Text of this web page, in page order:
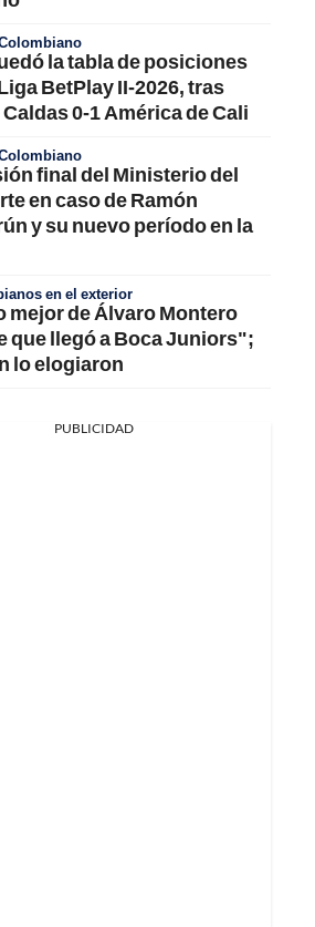
la tabla de posiciones
BetPlay II-2026, tras
0-1 América de Cali
final del Ministerio del
en caso de Ramón
y su nuevo período en la
en el exterior
mejor de Álvaro Montero
que llegó a Boca Juniors";
lo elogiaron
PUBLICIDAD